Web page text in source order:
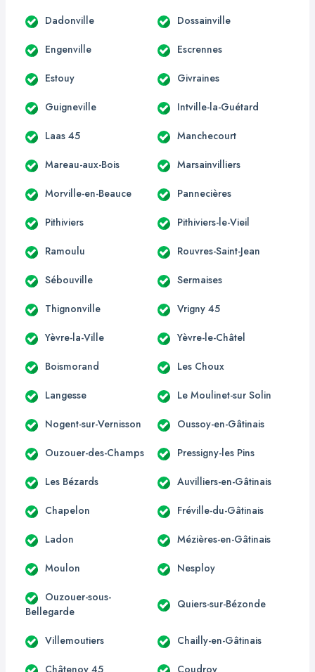
Dadonville Dossainville
Engenville Escrennes
Estouy Givraines
Guigneville Intville-la-Guétard
Laas 45 Manchecourt
Mareau-aux-Bois Marsainvilliers
Morville-en-Beauce Pannecières
Pithiviers Pithiviers-le-Vieil
Ramoulu Rouvres-Saint-Jean
Sébouville Sermaises
Thignonville Vrigny 45
Yèvre-la-Ville Yèvre-le-Châtel
Boismorand Les Choux
Langesse Le Moulinet-sur Solin
Nogent-sur-Vernisson Oussoy-en-Gâtinais
Ouzouer-des-Champs Pressigny-les Pins
Les Bézards Auvilliers-en-Gâtinais
Chapelon Fréville-du-Gâtinais
Ladon Mézières-en-Gâtinais
Moulon Nesploy
Ouzouer-sous-
Bellegarde
Quiers-sur-Bézonde
Villemoutiers Chailly-en-Gâtinais
Châtenoy 45 Coudroy